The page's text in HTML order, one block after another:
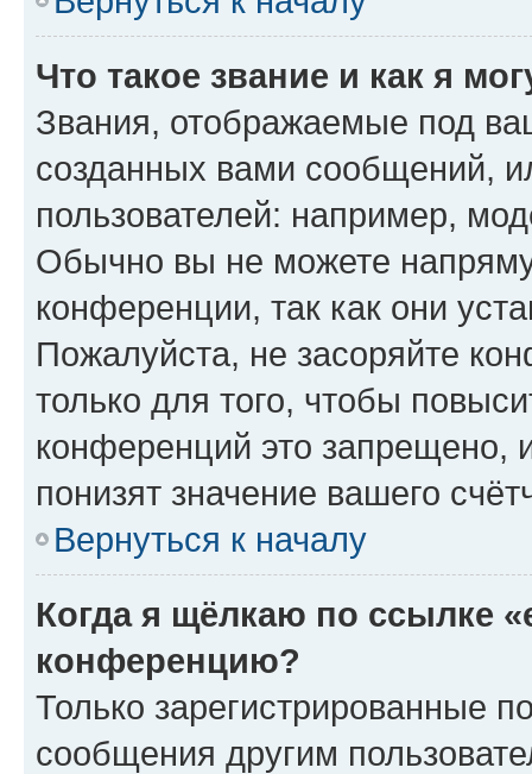
Что такое звание и как я
Звания, отображаемые под
созданных вами сообщений,
пользователей: например,
Обычно вы не можете
конференции, так как они
Пожалуйста, не засоряйте
только для того, чтобы
конференций это запрещено,
понизят значение вашего
Вернуться к началу
Когда я щёлкаю по ссылке
конференцию?
Только зарегистрированные
сообщения другим